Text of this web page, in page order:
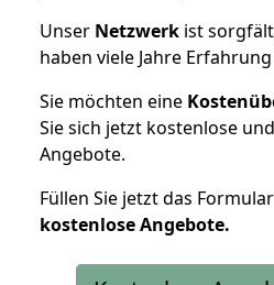
Unser Netzwerk ist
haben viele Jahre
Sie möchten eine
Sie sich jetzt kostenlose
Angebote.
Füllen Sie jetzt das
kostenloseAngebote.